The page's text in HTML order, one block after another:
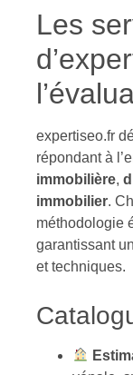
Les
expertiseo.fr
répondant à
immobilière,
immobilier.
méthodologie
garantissant
et techniques.